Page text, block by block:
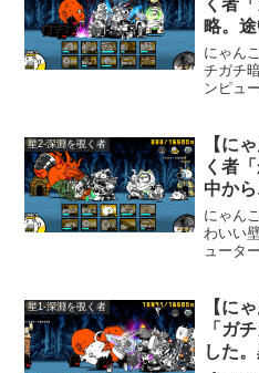
略。
放置。
にゃん
チガチ
ンピュ
星2-深淵を覗く者
【に
く者
中か
にゃん
わいい
ュータ
ボンを
かなり
星1-深淵を覗く者
【に
「ガ
した